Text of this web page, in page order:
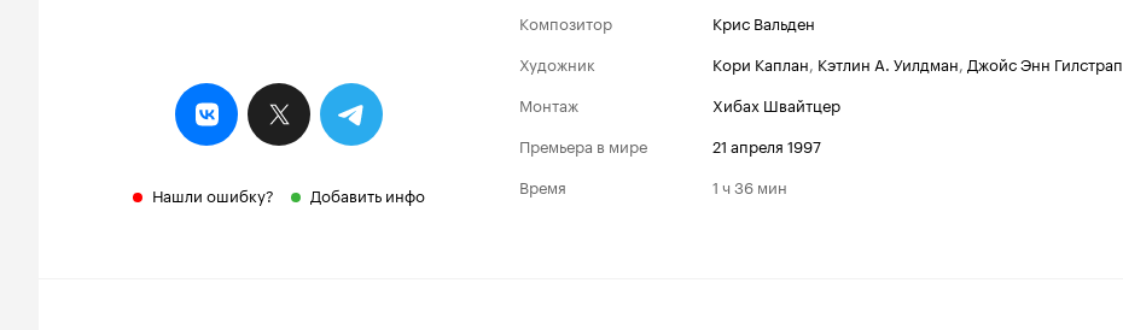
Нашли ошибку? Добавить инфо
Композитор
Крис Вальден
Художник
Кори Каплан, Кэтлин А. Уилдман, Джойс Энн Гилстрап
Монтаж
Хибах Швайтцер
Премьера в мире
21 апреля 1997
Время
1 ч 36 мин